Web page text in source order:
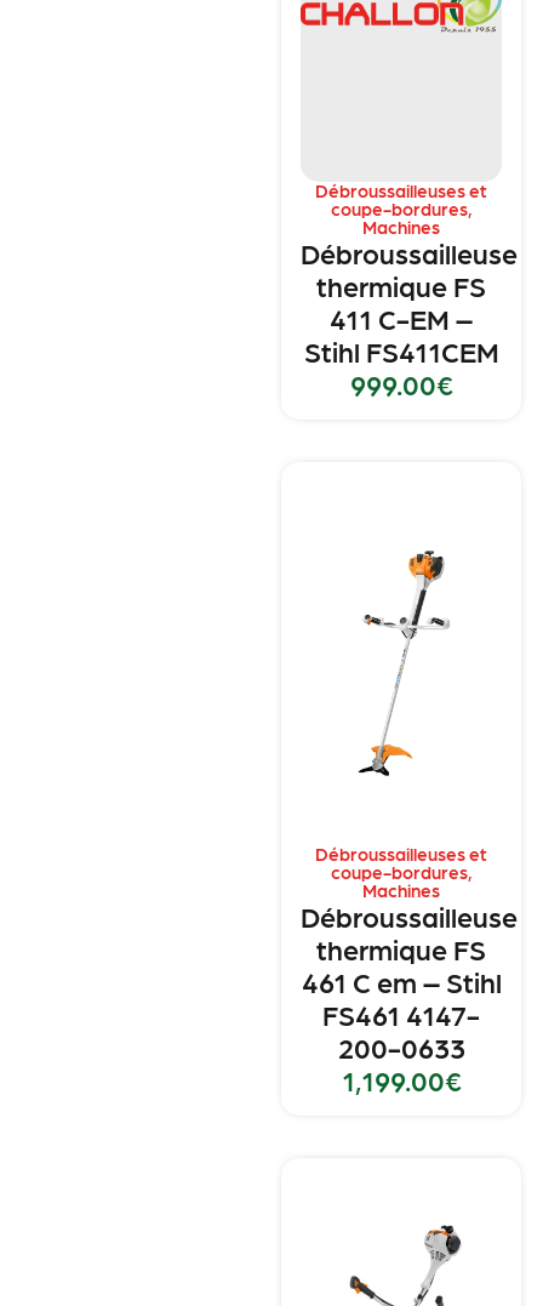
Débroussailleuses et
coupe-bordures,
Machines
Débroussailleuse
thermique FS
411 C-EM –
Stihl FS411CEM
999.00€
Débroussailleuses et
coupe-bordures,
Machines
Débroussailleuse
thermique FS
461 C em – Stihl
FS461 4147-
200-0633
1,199.00€